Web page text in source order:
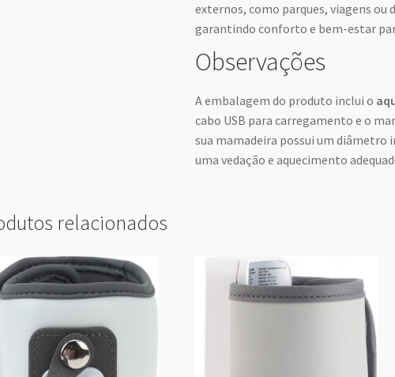
externos, como parques, viagens ou
garantindo conforto e bem-estar
Observações
A embalagem do produto inclui o
cabo USB para carregamento e o
sua mamadeira possui um
uma vedação e aquecimento
relacionados